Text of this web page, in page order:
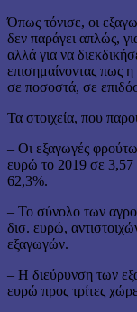
Όπως τόνισε, οι
δεν παράγει απλώς,
αλλά για να
επισημαίνοντας πως η
σε ποσοστά, σε
Τα στοιχεία, που
– Οι εξαγωγές
ευρώ το 2019 σε 3,57
62,3%.
– Το σύνολο των
δισ. ευρώ,
εξαγωγών.
– Η διεύρυνση των
ευρώ προς τρίτες